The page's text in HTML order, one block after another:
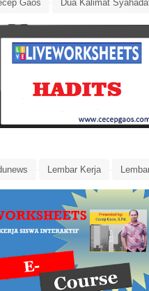
Gaos Dua Kalimat
Kerja Siswa Interaktif hadits
Lembar Kerja
Pembelajaran Online